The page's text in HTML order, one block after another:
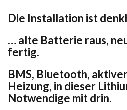
Die Installation ist
… alte Batterie raus,
fertig.
BMS, Bluetooth,
Heizung, in dieser
Notwendige mit drin.